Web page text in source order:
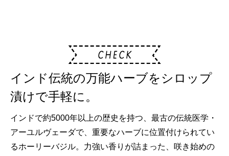
インド伝統の万能ハーブをシロップ
漬けで手軽に。
インドで約5000年以上の歴史を持つ、最古の伝統医学・
アーユルヴェーダで、重要なハーブに位置付けられてい
るホーリーバジル。力強い香りが詰まった、咲き始めの